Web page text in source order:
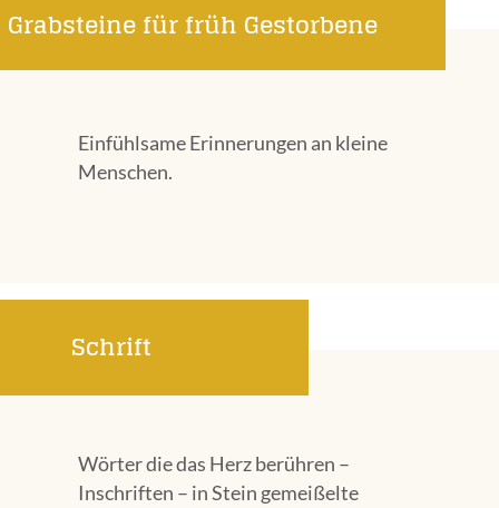
Grabsteine für früh Gestorbene
Einfühlsame Erinnerungen an kleine
Menschen.
Schrift
Wörter die das Herz berühren –
Inschriften – in Stein gemeißelte